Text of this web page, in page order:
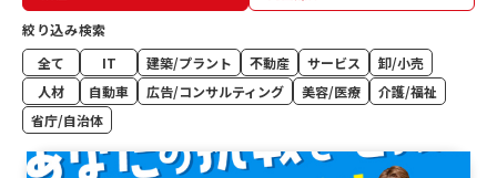
絞り込み検索
全て
IT 建築/プラント 不動産 サービス
卸/小売
人材
自動車 広告/コンサルティング 美容/医療
介護/福祉
省庁/自治体